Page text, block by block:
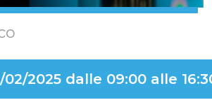
02/2025 dalle 09:00 alle